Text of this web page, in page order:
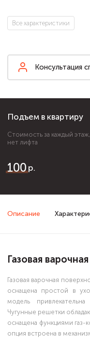
Все характеристики
Консультация
Подъем в квартиру
Стоимость за каждый
нет лифта
100
Описание
Газовая
Газовая варочная
оснащена простой в
модель
Чугунные решетки
оснащена функциями газ-
опция встроена в